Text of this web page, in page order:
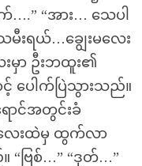
“အား… သေပါ
မီးရယ်…ချွေးမလေး
းမှာ ဦးဘထူး၏
ပေါက်ပြဲသွားသည်။
ောင်အတွင်းခံ
ေးထဲမှ ထွက်လာ
“ဗြစ်…” “ဒုတ်…”